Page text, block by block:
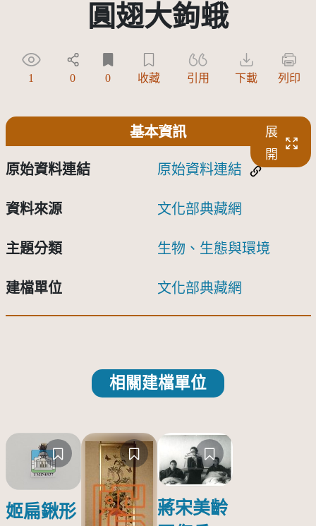
圓翅大鉤蛾
1 0 0 收藏 引用 下載 列印
基本資訊
展
開
原始資料連結 原始資料連結
資料來源 文化部典藏網
主題分類 生物、生態與環境
建檔單位 文化部典藏網
相關建檔單位
姬扁鍬形
蔣宋美齡